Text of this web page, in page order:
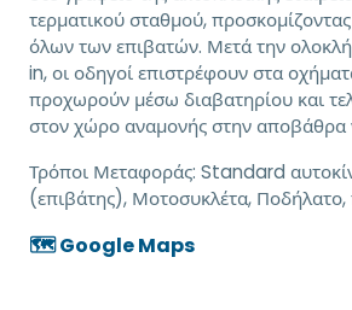
τερματικού σταθμού,
όλων των επιβατών. Μετά την
in, οι οδηγοί επιστρέφουν στα
προχωρούν μέσω διαβατηρίου και
στον χώρο αναμονής στην αποβάθρα
Τρόποι Μεταφοράς: Standard
(επιβάτης), Μοτοσυκλέτα, Ποδήλατο,
🗺️ Google Maps